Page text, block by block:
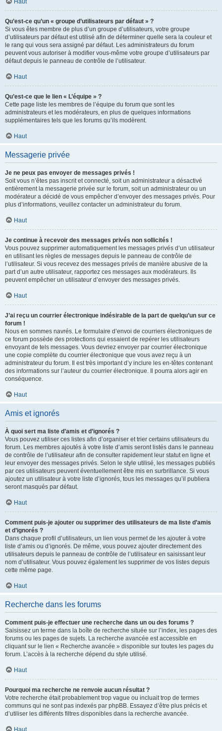
Haut
Qu’est-ce qu’un « groupe d’utilisateurs par défaut » ?
Si vous êtes membre de plus d’un groupe d’utilisateurs, votre groupe
d’utilisateurs par défaut est utilisé afin de déterminer quelle sera la couleur et
le rang qui vous sera assigné par défaut. Les administrateurs du forum
peuvent vous autoriser à modifier vous-même votre groupe d’utilisateurs par
défaut depuis le panneau de contrôle de l’utilisateur.
Haut
Qu’est-ce que le lien « L’équipe » ?
Cette page liste les membres de l’équipe du forum que sont les
administrateurs et les modérateurs, en plus de quelques informations
supplémentaires tels que les forums qu’ils modèrent.
Haut
Messagerie privée
Je ne peux pas envoyer de messages privés !
Soit vous n’êtes pas inscrit et connecté, soit un administrateur a désactivé
entièrement la messagerie privée sur le forum, soit un administrateur ou un
modérateur a décidé de vous empêcher d’envoyer des messages privés. Pour
plus d’informations, veuillez contacter un administrateur du forum.
Haut
Je continue à recevoir des messages privés non sollicités !
Vous pouvez supprimer automatiquement les messages privés d’un utilisateur
en utilisant les règles de messages depuis le panneau de contrôle de
l’utilisateur. Si vous recevez des messages privés de manière abusive de la
part d’un autre utilisateur, rapportez ces messages aux modérateurs. Ils
peuvent empêcher un utilisateur d’envoyer des messages privés.
Haut
J’ai reçu un courrier électronique indésirable de la part de quelqu’un sur ce
forum !
Nous en sommes navrés. Le formulaire d’envoi de courriers électroniques de
ce forum possède des protections qui essaient de repérer les utilisateurs
envoyant de tels messages. Vous devriez envoyer par courrier électronique
une copie complète du courrier électronique que vous avez reçu à un
administrateur du forum. Il est très important d’y inclure les en-têtes contenant
des informations sur l’auteur du courrier électronique. Il pourra alors agir en
conséquence.
Haut
Amis et ignorés
À quoi sert ma liste d’amis et d’ignorés ?
Vous pouvez utiliser ces listes afin d’organiser et trier certains utilisateurs du
forum. Les membres ajoutés à votre liste d’amis seront listés dans le panneau
de contrôle de l’utilisateur afin de consulter rapidement leur statut en ligne et
leur envoyer des messages privés. Selon le style utilisé, les messages publiés
par ces utilisateurs peuvent éventuellement être mis en surbrillance. Si vous
ajoutez un utilisateur à votre liste d’ignorés, tous les messages qu’il publiera
seront masqués par défaut.
Haut
Comment puis-je ajouter ou supprimer des utilisateurs de ma liste d’amis
et d’ignorés ?
Dans chaque profil d’utilisateurs, un lien vous permet de les ajouter à votre
liste d’amis ou d’ignorés. De même, vous pouvez ajouter directement des
utilisateurs depuis le panneau de contrôle de l’utilisateur en saisissant leur
nom d’utilisateur. Vous pouvez également les supprimer de vos listes depuis
cette même page.
Haut
Recherche dans les forums
Comment puis-je effectuer une recherche dans un ou des forums ?
Saisissez un terme dans la boîte de recherche située sur l’index, les pages des
forums ou les pages de sujets. La recherche avancée est accessible en
cliquant sur le lien « Recherche avancée » disponible sur toutes les pages du
forum. L’accès à la recherche dépend du style utilisé.
Haut
Pourquoi ma recherche ne renvoie aucun résultat ?
Votre recherche était probablement trop vague ou incluait trop de termes
communs qui ne sont pas indexés par phpBB. Essayez d’être plus précis et
d’utiliser les différents filtres disponibles dans la recherche avancée.
Haut